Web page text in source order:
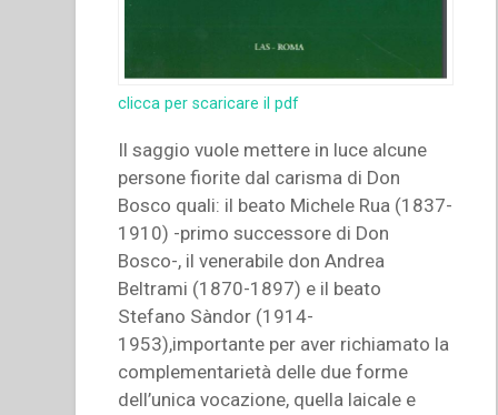
clicca per scaricare il pdf
Il saggio vuole mettere in luce alcune
persone fiorite dal carisma di Don
Bosco quali: il beato Michele Rua (1837-
1910) -primo successore di Don
Bosco-, il venerabile don Andrea
Beltrami (1870-1897) e il beato
Stefano Sàndor (1914-
1953),importante per aver richiamato la
complementarietà delle due forme
dell’unica vocazione, quella laicale e